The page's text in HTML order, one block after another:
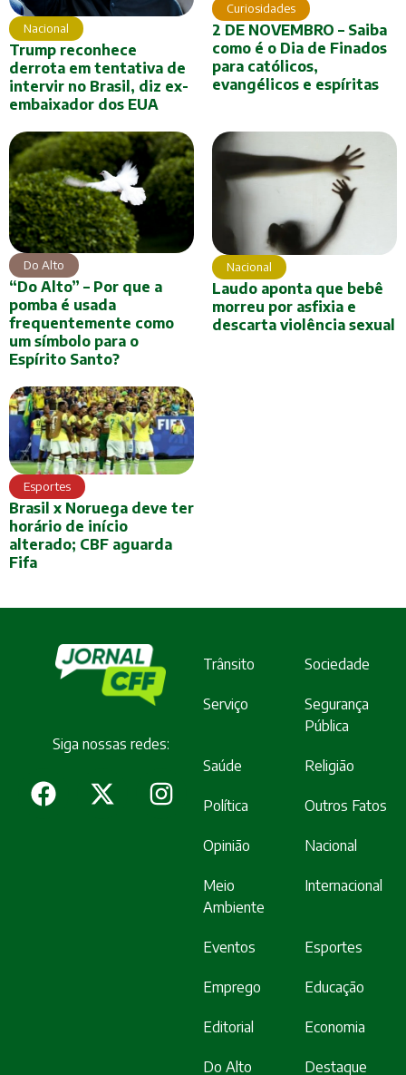
Nacional
Trump reconhece
derrota em tentativa de
intervir no Brasil, diz ex-
embaixador dos EUA
Curiosidades
2 DE NOVEMBRO – Saiba
como é o Dia de Finados
para católicos,
evangélicos e espíritas
Do Alto
“Do Alto” – Por que a
pomba é usada
frequentemente como
um símbolo para o
Espírito Santo?
Nacional
Laudo aponta que bebê
morreu por asfixia e
descarta violência sexual
Esportes
Brasil x Noruega deve ter
horário de início
alterado; CBF aguarda
Fifa
Siga nossas redes:
Trânsito Sociedade
Serviço
Segurança
Pública
Saúde Religião
Política Outros Fatos
Opinião Nacional
Meio
Ambiente
Internacional
Eventos Esportes
Emprego Educação
Editorial Economia
Do Alto Destaque